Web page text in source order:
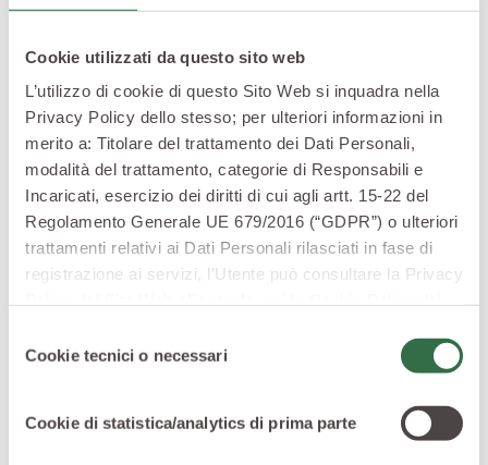
Cookie utilizzati da questo sito web
L’utilizzo di cookie di questo Sito Web si inquadra nella
Privacy Policy dello stesso; per ulteriori informazioni in
merito a: Titolare del trattamento dei Dati Personali,
modalità del trattamento, categorie di Responsabili e
Incaricati, esercizio dei diritti di cui agli artt. 15-22 del
Regolamento Generale UE 679/2016 (“GDPR”) o ulteriori
trattamenti relativi ai Dati Personali rilasciati in fase di
registrazione ai servizi, l’Utente può consultare la Privacy
specifiche per i servizi forniti tramite il Sito Web.
delCookie tecnici o necessari
Cookie di statistica/analytics di prima parte
Un grande must del finocchio, quel piatto che, nel suo
conquistare tutti:i finocchi gratinati
Lessate i finocchi e lasciateli freddare
Tagliateli a fette e adagiateli in una teglia unta con
un po’ di burro
Aggiungete la besciamella
Cospargete di formaggio: in questo caso potete
scegliere tra parmigiano e pecorino a seconda del
vostro gusto
Cuocete per circa trenta minuti
Filanti, saporiti, caldi, e con una piacevole crosticina
verdure di stagione, come ad esempio
i broccoli. E, per
una spruzzata di succo d’arancia o di limone.